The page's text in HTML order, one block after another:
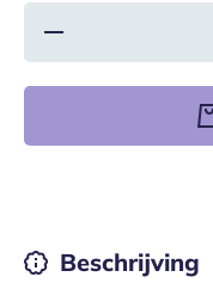
Hoeveelheid
Donkerblauwe
Beschrijving